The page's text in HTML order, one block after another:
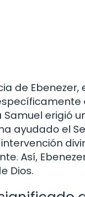
de
erigió
ayudado el
Así,
Dios.